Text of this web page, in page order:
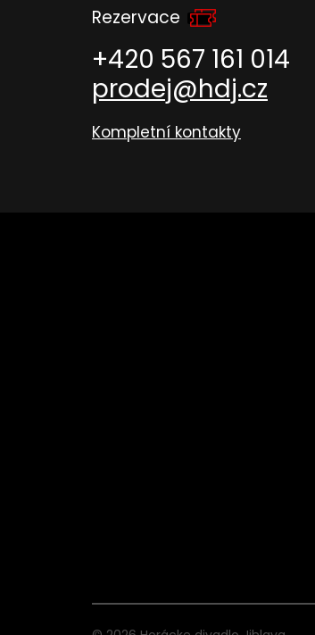
Rezervace
+420 567 161 014
prodej@hdj.cz
Kompletní kontakty